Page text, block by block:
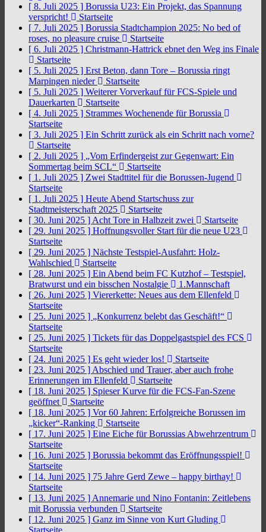
[ 8. Juli 2025 ] Borussia U23: Ein Projekt, das Spannung
verspricht!
Startseite
[ 7. Juli 2025 ] Borussia Stadtchampion 2025: No bed of
roses, no pleasure cruise
Startseite
[ 6. Juli 2025 ] Christmann-Hattrick ebnet den Weg ins Finale
Startseite
[ 5. Juli 2025 ] Erst Beton, dann Tore – Borussia ringt
Marpingen nieder
Startseite
[ 5. Juli 2025 ] Weiterer Vorverkauf für FCS-Spiele und
Dauerkarten
Startseite
[ 4. Juli 2025 ] Strammes Wochenende für Borussia
Startseite
[ 3. Juli 2025 ] Ein Schritt zurück als ein Schritt nach vorne?
Startseite
[ 2. Juli 2025 ] „Vom Erfindergeist zur Gegenwart: Ein
Sommertag beim SCL“
Startseite
[ 1. Juli 2025 ] Zwei Stadttitel für die Borussen-Jugend
Startseite
[ 1. Juli 2025 ] Heute Abend Startschuss zur
Stadtmeisterschaft 2025
Startseite
[ 30. Juni 2025 ] Acht Tore in Halbzeit zwei
Startseite
[ 29. Juni 2025 ] Hoffnungsvoller Start für die neue U23
Startseite
[ 29. Juni 2025 ] Nächste Testspiel-Ausfahrt: Holz-
Wahlschied
Startseite
[ 28. Juni 2025 ] Ein Abend beim FC Kutzhof – Testspiel,
Bratwurst und ein bisschen Nostalgie
1.Mannschaft
[ 26. Juni 2025 ] Viererkette: Neues aus dem Ellenfeld
Startseite
[ 25. Juni 2025 ] „Konkurrenz belebt das Geschäft!“
Startseite
[ 25. Juni 2025 ] Tickets für das Doppelgastspiel des FCS
Startseite
[ 24. Juni 2025 ] Es geht wieder los!
Startseite
[ 23. Juni 2025 ] Abschied und Trauer, aber auch frohe
Erinnerungen im Ellenfeld
Startseite
[ 18. Juni 2025 ] Spieser Kurve für die FCS-Fan-Szene
geöffnet
Startseite
[ 18. Juni 2025 ] Vor 60 Jahren: Erfolgreiche Borussen im
„kicker“-Ranking
Startseite
[ 17. Juni 2025 ] Eine Eiche für Borussias Abwehrzentrum
Startseite
[ 16. Juni 2025 ] Borussia bekommt das Eröffnungsspiel!
Startseite
[ 14. Juni 2025 ] 75 Jahre Gerd Zewe – happy birthay!
Startseite
[ 13. Juni 2025 ] Annemarie und Nino Fontanin: Zeitlebens
mit Borussia verbunden
Startseite
[ 12. Juni 2025 ] Ganz im Sinne von Kurt Gluding
Startseite